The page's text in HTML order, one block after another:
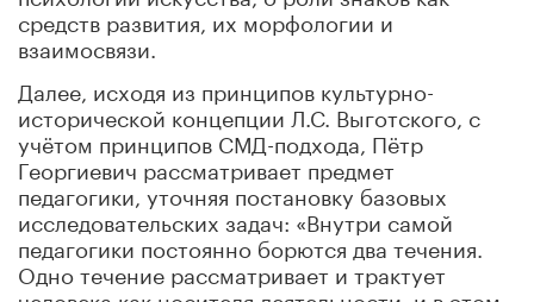
средств развития, их морфологии и
взаимосвязи.
Далее, исходя из принципов культурно-
исторической концепции Л.С. Выготского, с
учётом принципов СМД-подхода, Пётр
Георгиевич рассматривает предмет
педагогики, уточняя постановку базовых
исследовательских задач: «Внутри самой
педагогики постоянно борются два течения.
Одно течение рассматривает и трактует